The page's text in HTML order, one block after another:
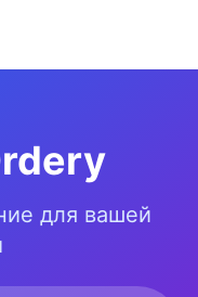
для вашей